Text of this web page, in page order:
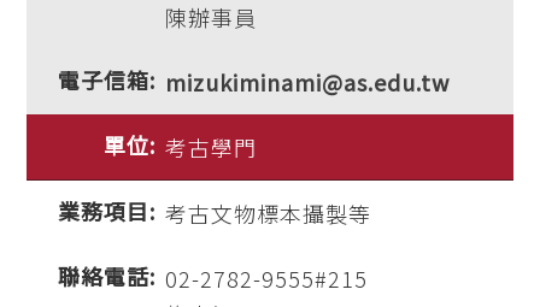
陳辦事員
mizukiminami@as.edu.tw
考古學門
考古文物標本攝製等
02-2782-9555#215